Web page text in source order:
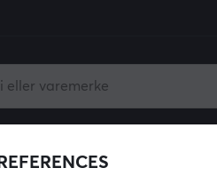
Mobiltilbehør